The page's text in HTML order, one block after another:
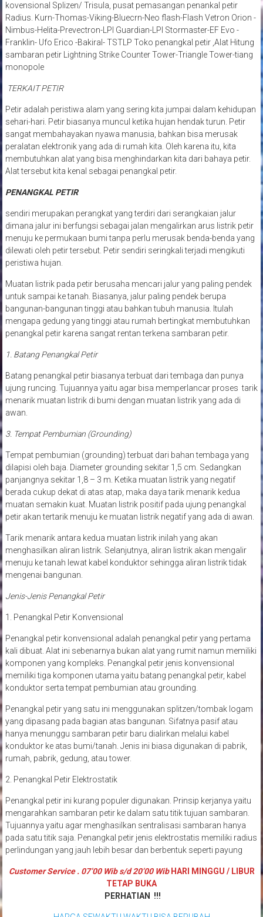
kovensional Splizen/ Trisula, pusat pemasangan penankal petir
Radius. Kurn-Thomas-Viking-Bluecrn-Neo flash-Flash Vetron Orion -
Nimbus-Helita-Prevectron-LPI Guardian-LPI Stormaster-EF Evo -
Franklin- Ufo Erico -Bakiral- TSTLP Toko penangkal petir ,Alat Hitung
sambaran petir Lightning Strike Counter Tower-Triangle Tower-tiang
monopole
TERKAIT PETIR
Petir adalah peristiwa alam yang sering kita jumpai dalam kehidupan
sehari-hari. Petir biasanya muncul ketika hujan hendak turun. Petir
sangat membahayakan nyawa manusia, bahkan bisa merusak
peralatan elektronik yang ada di rumah kita. Oleh karena itu, kita
membutuhkan alat yang bisa menghindarkan kita dari bahaya petir.
Alat tersebut kita kenal sebagai penangkal petir.
PENANGKAL PETIR
sendiri merupakan perangkat yang terdiri dari serangkaian jalur
dimana jalur ini berfungsi sebagai jalan mengalirkan arus listrik petir
menuju ke permukaan bumi tanpa perlu merusak benda-benda yang
dilewati oleh petir tersebut. Petir sendiri seringkali terjadi mengikuti
peristiwa hujan.
Muatan listrik pada petir berusaha mencari jalur yang paling pendek
untuk sampai ke tanah. Biasanya, jalur paling pendek berupa
bangunan-bangunan tinggi atau bahkan tubuh manusia. Itulah
mengapa gedung yang tinggi atau rumah bertingkat membutuhkan
penangkal petir karena sangat rentan terkena sambaran petir.
1. Batang Penangkal Petir
Batang penangkal petir biasanya terbuat dari tembaga dan punya
ujung runcing. Tujuannya yaitu agar bisa memperlancar proses tarik
menarik muatan listrik di bumi dengan muatan listrik yang ada di
awan.
3. Tempat Pembumian (Grounding)
Tempat pembumian (grounding) terbuat dari bahan tembaga yang
dilapisi oleh baja. Diameter grounding sekitar 1,5 cm. Sedangkan
panjangnya sekitar 1,8 – 3 m. Ketika muatan listrik yang negatif
berada cukup dekat di atas atap, maka daya tarik menarik kedua
muatan semakin kuat. Muatan listrik positif pada ujung penangkal
petir akan tertarik menuju ke muatan listrik negatif yang ada di awan.
Tarik menarik antara kedua muatan listrik inilah yang akan
menghasilkan aliran listrik. Selanjutnya, aliran listrik akan mengalir
menuju ke tanah lewat kabel konduktor sehingga aliran listrik tidak
mengenai bangunan.
Jenis-Jenis Penangkal Petir
1. Penangkal Petir Konvensional
Penangkal petir konvensional adalah penangkal petir yang pertama
kali dibuat. Alat ini sebenarnya bukan alat yang rumit namun memiliki
komponen yang kompleks. Penangkal petir jenis konvensional
memiliki tiga komponen utama yaitu batang penangkal petir, kabel
konduktor serta tempat pembumian atau grounding.
Penangkal petir yang satu ini menggunakan splitzen/tombak logam
yang dipasang pada bagian atas bangunan. Sifatnya pasif atau
hanya menunggu sambaran petir baru dialirkan melalui kabel
konduktor ke atas bumi/tanah. Jenis ini biasa digunakan di pabrik,
rumah, pabrik, gedung, atau tower.
2. Penangkal Petir Elektrostatik
Penangkal petir ini kurang populer digunakan. Prinsip kerjanya yaitu
mengarahkan sambaran petir ke dalam satu titik tujuan sambaran.
Tujuannya yaitu agar menghasilkan sentralisasi sambaran hanya
pada satu titik saja. Penangkal petir jenis elektrostatis memiliki radius
perlindungan yang jauh lebih besar dan berbentuk seperti payung
Customer Service . 07’00 Wib s/d 20’00 WibHARI MINGGU / LIBUR
TETAP BUKA
PERHATIAN !!!